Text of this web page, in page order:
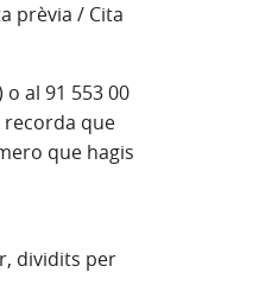
prèvia / Cita
al 91 553 00
recorda que
que hagis
dividits per